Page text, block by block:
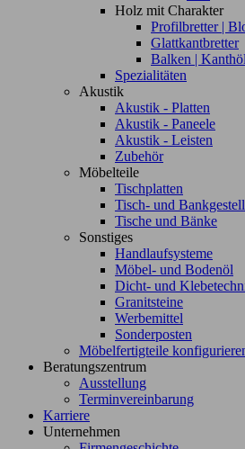
Holz mit Charakter
Profilbretter |
Glattkantbretter
Balken |
Spezialitäten
Akustik
Akustik - Platten
Akustik - Paneele
Akustik - Leisten
Zubehör
Möbelteile
Tischplatten
Tisch- und
Tische und Bänke
Sonstiges
Handlaufsysteme
Möbel- und Bodenöl
Dicht- und
Granitsteine
Werbemittel
Sonderposten
Möbelfertigteile
Beratungszentrum
Ausstellung
Terminvereinbarung
Karriere
Unternehmen